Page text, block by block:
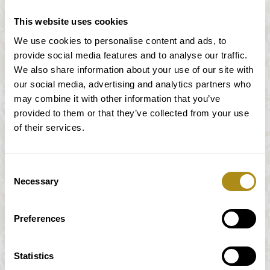
This website uses cookies
We use cookies to personalise content and ads, to
provide social media features and to analyse our traffic.
We also share information about your use of our site with
our social media, advertising and analytics partners who
may combine it with other information that you’ve
provided to them or that they’ve collected from your use
of their services.
Selection
Necessary
Preferences
Statistics
27.00
Senior
27.00